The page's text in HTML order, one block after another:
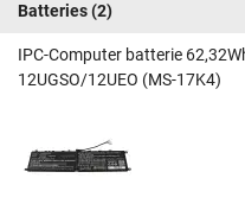
Batteries(2)
IPC-Computer batterie
12UGSO/12UEO (MS-17K4)